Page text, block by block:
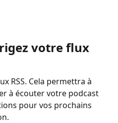
votre flux
RSS. Cela permettra à
à écouter votre podcast
pour vos prochains